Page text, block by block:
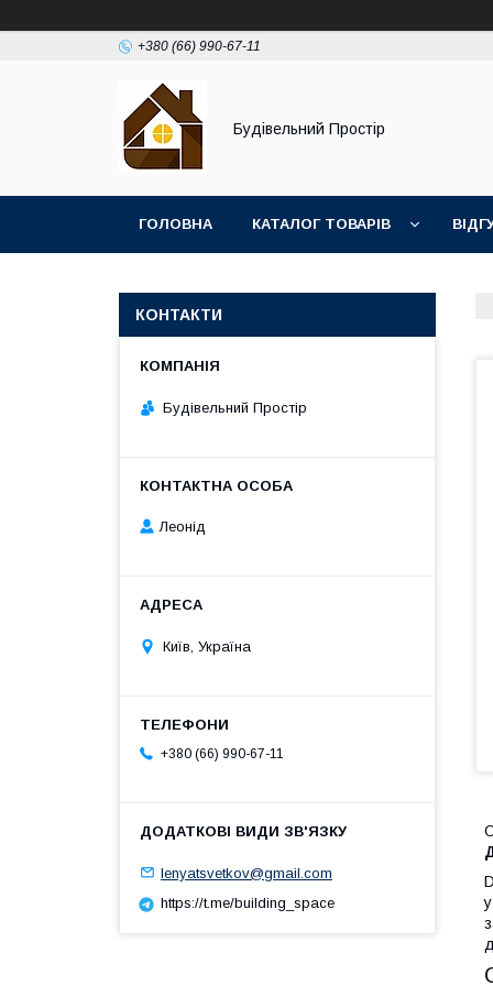
+380 (66) 990-67-11
Будівельний Простір
ГОЛОВНА КАТАЛОГ ТОВАРІВ
КОНТАКТИ
Будівельний Простір
Леонід
Київ, Україна
+380 (66) 990-67-11
lenyatsvetkov@gmail.com
https://t.me/building_space